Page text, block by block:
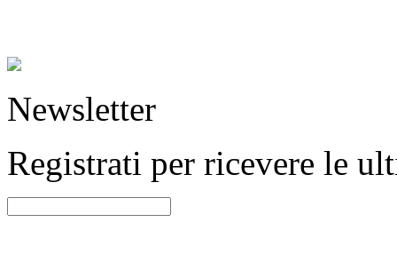
Newsletter
Registrati per ricevere le